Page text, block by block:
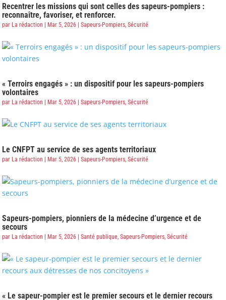
Recentrer les missions qui sont celles des sapeurs-pompiers :
reconnaître, favoriser, et renforcer.
par La rédaction | Mar 5, 2026 |Sapeurs-Pompiers ,Sécurité
« Terroirs engagés » : un dispositif pour les sapeurs-pompiers
volontaires
par La rédaction | Mar 5, 2026 |Sapeurs-Pompiers ,Sécurité
Le CNFPT au service de ses agents territoriaux
par La rédaction | Mar 5, 2026 |Sapeurs-Pompiers ,Sécurité
Sapeurs-pompiers, pionniers de la médecine d’urgence et de
secours
par La rédaction | Mar 5, 2026 |Santé publique ,Sapeurs-Pompiers ,Sécurité
« Le sapeur-pompier est le premier secours et le dernier recours